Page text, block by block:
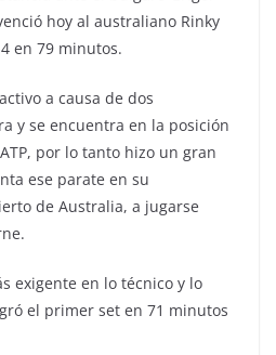
hoy al australiano Rinky
en 79 minutos.
a causa de dos
y se encuentra en la posición
por lo tanto hizo un gran
ese parate en su
de Australia, a jugarse
exigente en lo técnico y lo
el primer set en 71 minutos